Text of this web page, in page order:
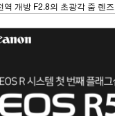
역 개방 F2.8의 초광각 줌 렌
적이며 짐벌 등을 사용하여
용한 빠르고 정밀한 AF 구동